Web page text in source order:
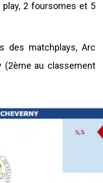
2 foursomes et 5
des matchplays, Arc
(2ème au classement